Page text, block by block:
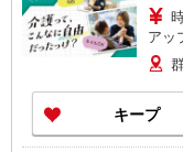
時
アッ
キープ